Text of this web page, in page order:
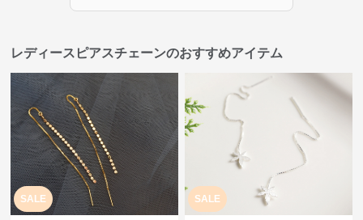
レディースピアスチェーンのおすすめアイテム
SALE SALE